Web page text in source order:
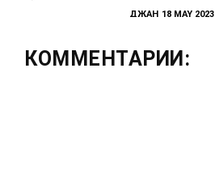
ДЖАН 18 MAY 2023
КОММЕНТАРИИ: